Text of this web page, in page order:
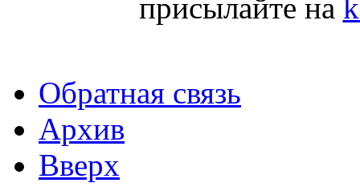
присылайте на
Обратная связь
Архив
Вверх